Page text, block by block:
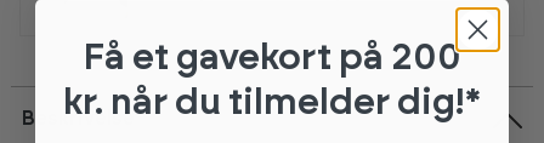
Beskrivelse
Få et gavekort på 200
kr. når du tilmelder dig!*